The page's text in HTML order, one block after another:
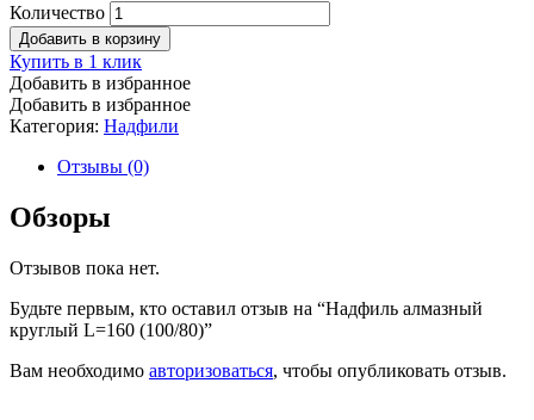
Количество
Добавить в корзину
Купить в 1 клик
Добавить в избранное
Добавить в избранное
Категория: Надфили
Отзывы (0)
Обзоры
Отзывов пока нет.
Будьте первым, кто оставил отзыв на “Надфиль алмазный
круглый L=160 (100/80)”
Вам необходимо авторизоваться, чтобы опубликовать отзыв.